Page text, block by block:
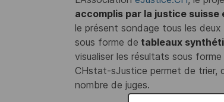
accomplis par la justice
le présent sondage tous les
sous forme de tableaux
visualiser les résultats sous
CHstat-sJustice permet de trier,
nombre de juges.